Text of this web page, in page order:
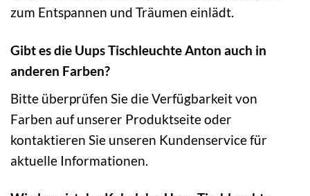
zum Entspannen und Träumen einlädt.
Gibt es die Uups Tischleuchte Anton auch in
anderen Farben?
Bitte überprüfen Sie die Verfügbarkeit von
Farben auf unserer Produktseite oder
kontaktieren Sie unseren Kundenservice für
aktuelle Informationen.